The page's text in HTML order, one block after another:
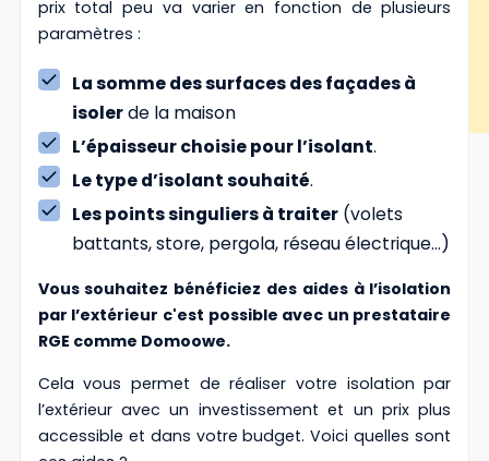
prix total peu va varier en fonction de plusieurs
paramètres :
La somme des surfaces des façades à
isolerde la maison
L’épaisseur choisie pour l’isolant.
Le type d’isolant souhaité.
Les points singuliers à traiter (volets
battants, store, pergola, réseau électrique…)
Vous souhaitez bénéficiez des aides à l’isolation
par l’extérieur c'est possible avec un prestataire
RGE comme Domoowe.
Cela vous permet de réaliser votre isolation par
l’extérieur avec un investissement et un prix plus
accessible et dans votre budget. Voici quelles sont